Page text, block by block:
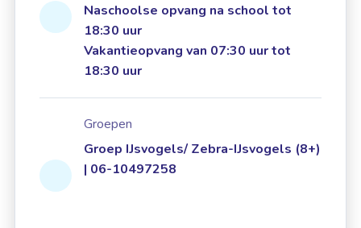
Naschoolse opvang na school tot
18:30 uur
Vakantieopvang van 07:30 uur tot
18:30 uur
Groepen
Groep IJsvogels/ Zebra-IJsvogels (8+)
| 06-10497258